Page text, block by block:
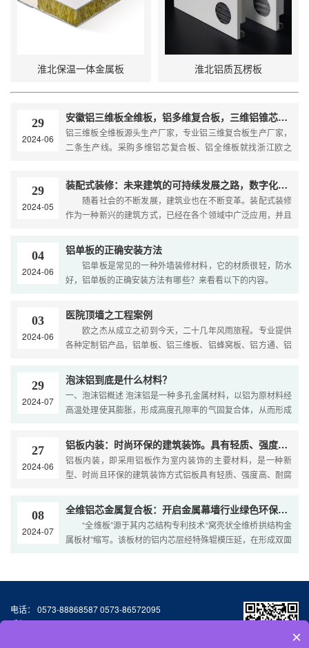
淮北保温一体金属板 淮北铝质瓦楞板
29
2024-06
安徽铝三维板全维板，铝多维复合板，三维铝锥芯板厂家直销，欧之杰装配式金属建材
铝三维板全维板源头生产厂家，专业铝三维复合板生产厂家，
二条生产线。采购多维铝芯复合板、铝全维板就找浙江欧之
29
2024-05
装配式装修：未来建筑的可持续发展之路，数字化创新引领行业变革
随着社会的不断发展，建筑业也在不断变革。装配式装修
作为一种新兴的建筑方式，已经在各个领域中广泛应用，并且
保障房、公共建筑……
04
2024-06
铝单板的正确安装方法
铝单板是常见的一种外墙装修材料，它的材质很轻，防水
好，铝单板的正确安装方法有哪些？来看看以下的内容。
根据安装高度……
03
2024-06
医院顶墙之工程案例
欧之杰从成立之初到今天，二十几年风雨旅程。专业提供
各种定制铝产品，铝单板、铝三维板、铝蜂窝板、铝方通、铝
板、挂片等系列产……
29
2024-07
泡沫铝到底是什么材料？
一、泡沫铝概述 泡沫铝是一种多孔金属材料，以铝为原材料经
高温处理使其膨胀，形成高度孔隙率的气固复合体，从而形成
其优异的性能，……
27
2024-06
铝板内装：时尚环保的建筑装饰。具有轻质、强度高、耐腐蚀、易加工等特点
铝板内装，即采用铝板作为室内装饰的主要材料，是一种新
型、时尚且环保的建筑装饰方式铝板具有轻质、强度高、耐腐
时，铝板内装还具有良……
08
2024-07
全维铝芯金属复合板：开启金属幕墙行业绿色环保新建材的新纪元！
“全维板”源于其内芯结构专利技术“窝壳状全维桥拱结构金
属板材”缩写。该板材的铝内芯层经特殊辊模压延，在形成双面
电话： 0573-88868587 0573-86572095
手机：13064776677
×